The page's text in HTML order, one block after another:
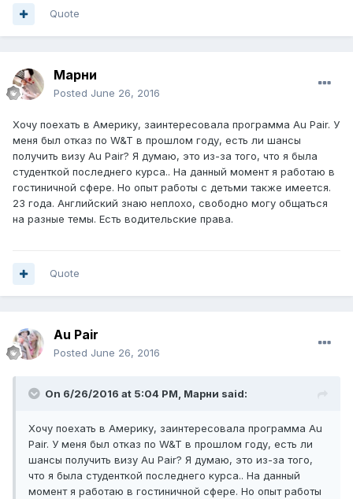
Quote
Марни
Posted June 26, 2016
Хочу поехать в Америку, заинтересовала программа Au Pair. У
меня был отказ по W&T в прошлом году, есть ли шансы
получить визу Au Pair? Я думаю, это из-за того, что я была
студенткой последнего курса.. На данный момент я работаю в
гостиничной сфере. Но опыт работы с детьми также имеется.
23 года. Английский знаю неплохо, свободно могу общаться
на разные темы. Есть водительские права.
Quote
Au Pair
Posted June 26, 2016
On 6/26/2016 at 5:04 PM, Марни said:
Хочу поехать в Америку, заинтересовала программа Au
Pair. У меня был отказ по W&T в прошлом году, есть ли
шансы получить визу Au Pair? Я думаю, это из-за того,
что я была студенткой последнего курса.. На данный
момент я работаю в гостиничной сфере. Но опыт работы